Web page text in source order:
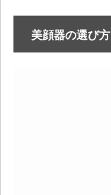
美顔器の選び方